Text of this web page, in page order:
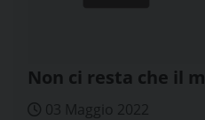
Non ci resta che il
03 Maggio 2022